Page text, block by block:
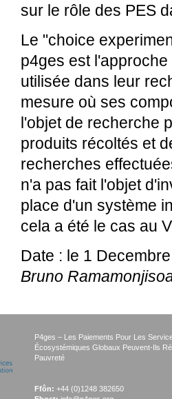
sur le rôle des PES
Le "choice
p4ges est
utilisée dans leur
mesure où ses
l'objet de recherche
produits récoltés et
recherches
n'a pas fait l'objet
place d'un système
cela a été le cas au
Date : le 1
Bruno
P4ges – Les Paiements Pour Les
Écosystémiques Globaux Peuvent-Ils
Pauvreté
Ffôn: +44 (0)1248 382650